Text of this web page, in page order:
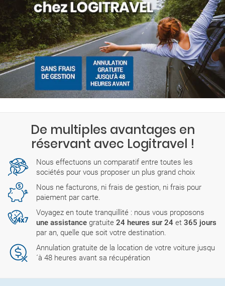
De multiples avantages en
réservant avec Logitravel !
Nous effectuons un comparatif entre toutes les
sociétés pour vous proposer un plus grand choix
Nous ne facturons, ni frais de gestion, ni frais pour
paiement par carte.
Voyagez en toute tranquillité : nous vous proposons
une assistance gratuite 24 heures sur 24 et 365 jours
par an, quelle que soit votre destination.
Annulation gratuite de la location de votre voiture jusqu
´à 48 heures avant sa récupération